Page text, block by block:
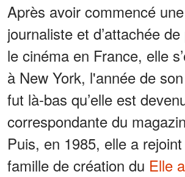
Après avoir commencé
journaliste et d’attachée
le cinéma en France, elle
à New York, l'année de
fut là-bas qu’elle est
correspondante du
Puis, en 1985, elle a
famille de création du Elle